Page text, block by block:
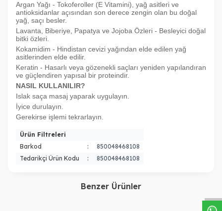
Argan Yağı - Tokoferoller (E Vitamini), yağ asitleri ve
antioksidanlar açısından son derece zengin olan bu doğal
yağ, saçı besler.
Lavanta, Biberiye, Papatya ve Jojoba Özleri - Besleyici doğal
bitki özleri.
Kokamidim - Hindistan cevizi yağından elde edilen yağ
asitlerinden elde edilir.
Keratin - Hasarlı veya gözenekli saçları yeniden yapılandıran
ve güçlendiren yapısal bir proteindir.
NASIL KULLANILIR?
Islak saça masaj yaparak uygulayın.
İyice durulayın.
Gerekirse işlemi tekrarlayın.
Ürün Filtreleri
Barkod
:
850048468108
Tedarikçi Ürün Kodu
: 850048468108
Benzer Ürünler